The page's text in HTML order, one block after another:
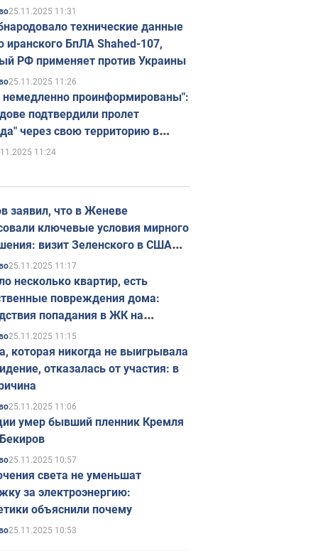
объектов России
25.11.2025 11:31
технические данные
иранского БпЛА Shahed-107,
РФ применяет против Украины
25.11.2025 11:26
проинформированы":
подтвердили пролет
через свою территорию в
11:24
заявил, что в Женеве
ключевые условия мирного
визит Зеленского в США
в ноябре
25.11.2025 11:17
несколько квартир, есть
повреждения дома:
попадания в ЖК на
в Киеве. Фото
25.11.2025 11:15
которая никогда не выигрывала
отказалась от участия: в
25.11.2025 11:06
умер бывший пленник Кремля
25.11.2025 10:57
света не уменьшат
за электроэнергию:
объяснили почему
25.11.2025 10:53